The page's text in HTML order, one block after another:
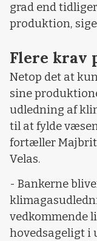
grad end
produktion,
Flere krav
Netop det at
sine
udledning af
til at fylde
fortæller Majbrit
Velas.
- Bankerne
vedkommende
hovedsageligt i